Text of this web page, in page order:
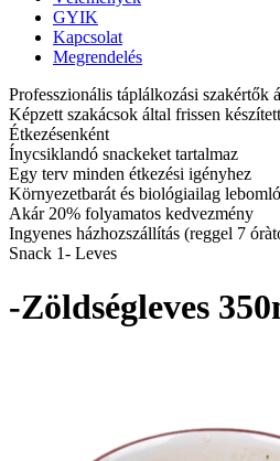
GYIK
Kapcsolat
Megrendelés
Professzionális táplálkozási szakértők
Képzett szakácsok által frissen készített
Étkezésenként
Ínycsiklandó snackeket tartalmaz
Egy terv minden étkezési igényhez
Környezetbarát és biológiailag
Akár 20% folyamatos kedvezmény
Ingyenes házhozszállítás (reggel 7
Snack 1- Leves
-Zöldségleves